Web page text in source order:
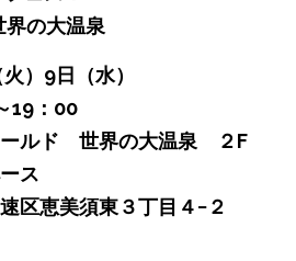
界の大温泉
）9日（水）
19：00
ルド　世界の大温泉　２F
ス
区恵美須東３丁目４−２